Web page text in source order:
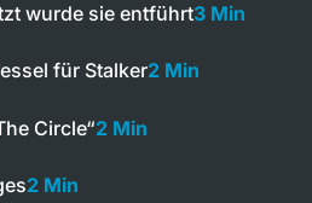
wurde sie entführt3 Min
für Stalker2 Min
Circle“2 Min
2 Min